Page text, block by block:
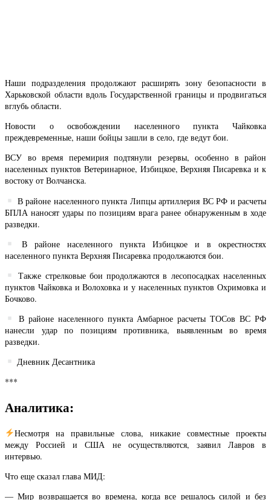
Наши подразделения продолжают расширять зону безопасности в
Харьковской области вдоль Государственной границы и продвигаться
вглубь области.
Новости о освобождении населенного пункта Чайковка
преждевременные, наши бойцы зашли в село, где ведут бои.
ВСУ во время перемирия подтянули резервы, особенно в район
населенных пунктов Ветеринарное, Избицкое, Верхняя Писаревка и к
востоку от Волчанска.
В районе населенного пункта Липцы артиллерия ВС РФ и расчеты
БПЛА наносят удары по позициям врага ранее обнаруженным в ходе
разведки.
В районе населенного пункта Избицкое и в окрестностях
населенного пункта Верхняя Писаревка продолжаются бои.
Также стрелковые бои продолжаются в лесопосадках населенных
пунктов Чайковка и Волоховка и у населенных пунктов Охримовка и
Бочково.
В районе населенного пункта Амбарное расчеты ТОСов ВС РФ
нанесли удар по позициям противника, выявленным во время
разведки.
Дневник Десантника
***
Аналитика:
Несмотря на правильные слова, никакие совместные проекты
между Россией и США не осуществляются, заявил Лавров в
интервью.
Что еще сказал глава МИД:
— Мир возвращается во времена, когда все решалось силой и без